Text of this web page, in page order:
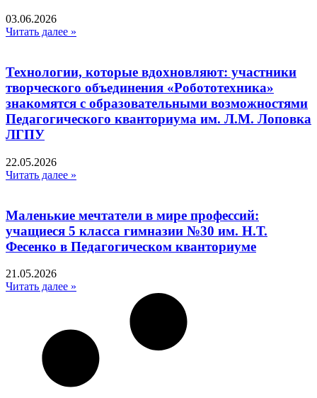
03.06.2026
Читать далее »
Технологии, которые вдохновляют: участники
творческого объединения «Робототехника»
знакомятся с образовательными возможностями
Педагогического кванториума им. Л.М. Лоповка
ЛГПУ
22.05.2026
Читать далее »
Маленькие мечтатели в мире профессий:
учащиеся 5 класса гимназии №30 им. Н.Т.
Фесенко в Педагогическом кванториуме
21.05.2026
Читать далее »